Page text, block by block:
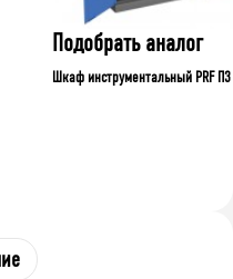
Подобрать аналог
Шкаф инструментальный PRF П3